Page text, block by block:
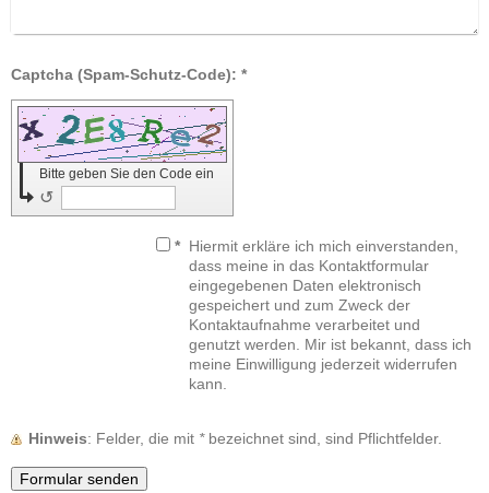
Captcha (Spam-Schutz-Code): *
Bitte geben Sie den Code ein
↺
* Hiermit erkläre ich mich einverstanden,
dass meine in das Kontaktformular
eingegebenen Daten elektronisch
gespeichert und zum Zweck der
Kontaktaufnahme verarbeitet und
genutzt werden. Mir ist bekannt, dass ich
meine Einwilligung jederzeit widerrufen
kann.
Hinweis : Felder, die mit *bezeichnet sind, sind Pflichtfelder.